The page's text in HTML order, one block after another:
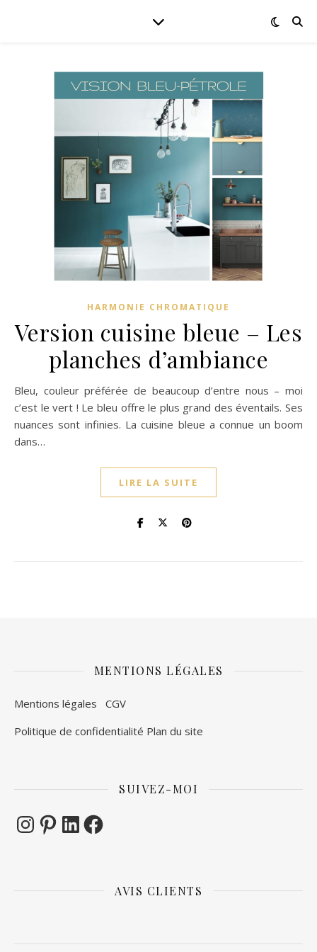
HARMONIE CHROMATIQUE
Version cuisine bleue – Les
planches d’ambiance
Bleu, couleur préférée de beaucoup d’entre nous – moi
c’est le vert ! Le bleu offre le plus grand des éventails. Ses
nuances sont infinies. La cuisine bleue a connue un boom
dans…
LIRE LA SUITE
MENTIONS LÉGALES
Mentions légales CGV
Politique de confidentialité Plan du site
SUIVEZ-MOI
Instagram
PinterestLinkedInFacebook
AVIS CLIENTS